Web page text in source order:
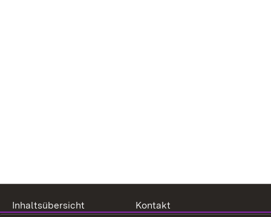
Inhaltsübersicht
Kontakt